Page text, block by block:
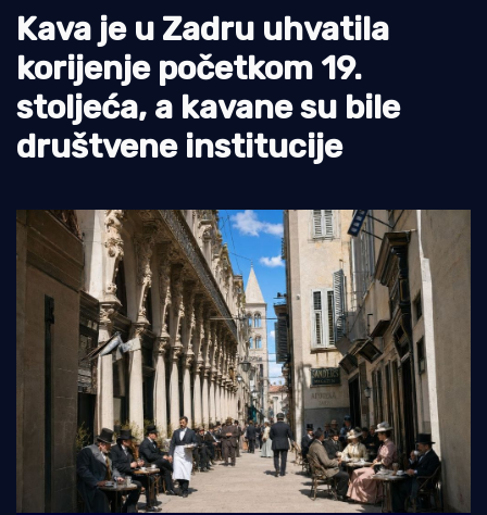
Pomorstvo
Ribolov
Ekologija
Tradicija i kultura
Kava je u Zadru uhvatila
korijenje početkom 19.
stoljeća, a kavane su bile
društvene institucije